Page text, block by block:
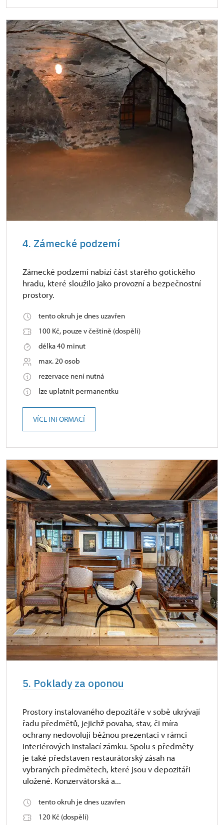
4. Zámecké podzemí
Zámecké podzemí nabízí část starého gotického
hradu, které sloužilo jako provozní a bezpečnostní
prostory.
tento okruh je dnes uzavřen
100 Kč, pouze v češtině (dospělí)
délka 40 minut
max. 20 osob
rezervace není nutná
lze uplatnit permanentku
VÍCE INFORMACÍ
5. Poklady za oponou
Prostory instalovaného depozitáře v sobě ukrývají
řadu předmětů, jejichž povaha, stav, či míra
ochrany nedovolují běžnou prezentaci v rámci
interiérových instalací zámku. Spolu s předměty
je také představen restaurátorský zásah na
vybraných předmětech, které jsou v depozitáři
uložené. Konzervátorská a...
tento okruh je dnes uzavřen
120 Kč (dospělí)